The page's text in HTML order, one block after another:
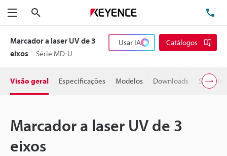
Menu
Marcador a laser UV de 3
eixos
Série MD-U
Usar IA Catálogos
Visão geral Especificações Modelos Downloads Suporte
Marcador a laser UV de 3
eixos